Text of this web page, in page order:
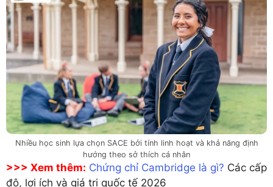
Nhiều học sinh lựa chọn SACE bởi tính linh hoạt và khả năng định
hướng theo sở thích cá nhân
>>> Xem thêm: Chứng chỉ Cambridge là gì? Các cấp
độ, lợi ích và giá trị quốc tế 2026